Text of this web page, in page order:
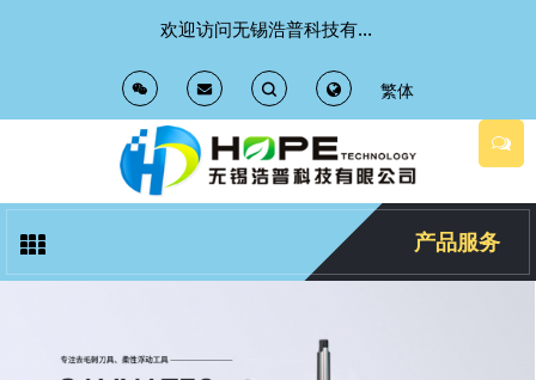
欢迎访问无锡浩普科技有限公司 官方网站
T
o
g
g
T
o
g
g
繁体
产品服务